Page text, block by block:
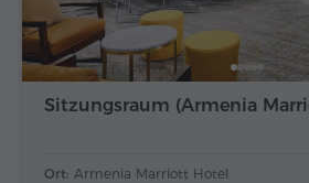
Sitzungsraum (Armenia
Ort: Armenia Marriott Hotel